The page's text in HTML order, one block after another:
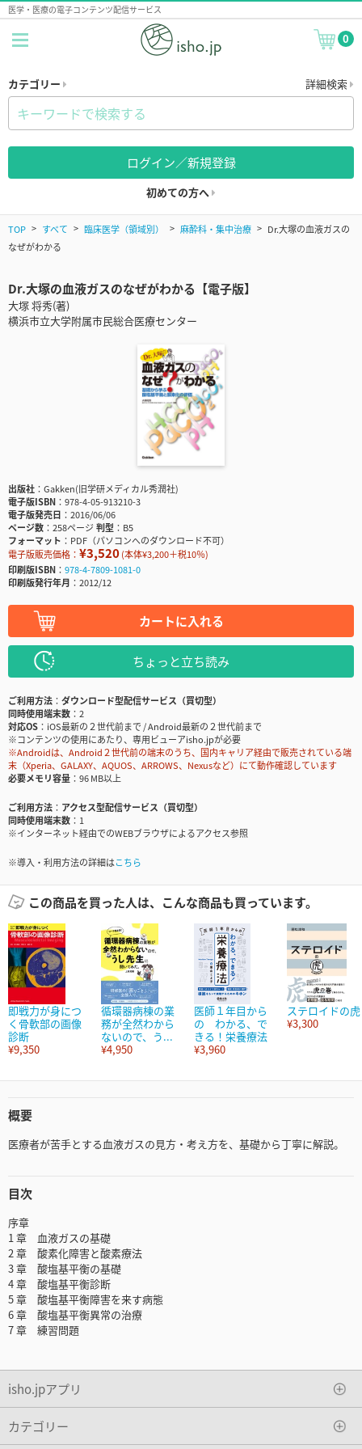
医学・医療の電子コンテンツ配信サービス
0
カテゴリー 詳細検索
ログイン／新規登録
初めての方へ
TOP すべて 臨床医学（領域別） 麻酔科・集中治療
Dr.大塚の血液ガスの
なぜがわかる
Dr.大塚の血液ガスのなぜがわかる【電子版】
大塚 将秀(著)
横浜市立大学附属市民総合医療センター
出版社
Gakken(旧学研メディカル秀潤社)
電子版ISBN
978-4-05-913210-3
電子版発売日
2016/06/06
ページ数
258ページ判型
B5
フォーマット
PDF（パソコンへのダウンロード不可）
電子版販売価格： ¥3,520(本体¥3,200＋税10％)
印刷版ISBN
978-4-7809-1081-0
印刷版発行年月
2012/12
カートに入れる
ちょっと立ち読み
ご利用方法
ダウンロード型配信サービス（買切型）
同時使用端末数
2
対応OS
iOS最新の２世代前まで / Android最新の２世代前まで
※コンテンツの使用にあたり、専用ビューアisho.jpが必要
※Androidは、Android２世代前の端末のうち、国内キャリア経由で販売されている端
末（Xperia、GALAXY、AQUOS、ARROWS、Nexusなど）にて動作確認しています
必要メモリ容量
96 MB以上
ご利用方法
アクセス型配信サービス（買切型）
同時使用端末数
1
※インターネット経由でのWEBブラウザによるアクセス参照
※導入・利用方法の詳細はこちら
この商品を買った人は、こんな商品も買っています。
即戦力が身につ
く骨軟部の画像
診断
¥9,350
循環器病棟の業
務が全然わから
ないので、う...
¥4,950
医師１年目から
の わかる、で
きる！栄養療法
¥3,960
ステロイドの虎
¥3,300
概要
医療者が苦手とする血液ガスの見方・考え方を、基礎から丁寧に解説。
目次
序章
1 章 血液ガスの基礎
2 章 酸素化障害と酸素療法
3 章 酸塩基平衡の基礎
4 章 酸塩基平衡診断
5 章 酸塩基平衡障害を来す病態
6 章 酸塩基平衡異常の治療
7 章 練習問題
isho.jpアプリ
カテゴリー